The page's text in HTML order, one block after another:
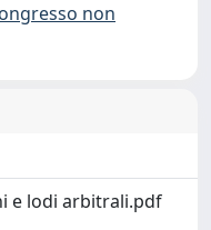
non
e lodi arbitrali.pdf